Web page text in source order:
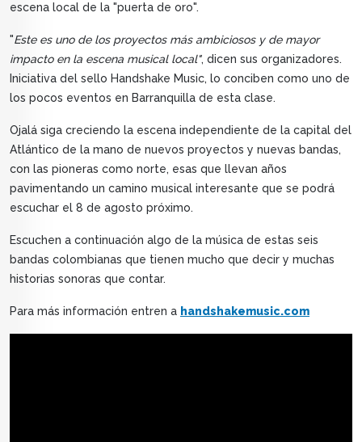
escena local de la "puerta de oro".
"Este es uno de los proyectos más ambiciosos y de mayor
impacto en la escena musical local", dicen sus organizadores.
Iniciativa del sello Handshake Music, lo conciben como uno de
los pocos eventos en Barranquilla de esta clase.
Ojalá siga creciendo la escena independiente de la capital del
Atlántico de la mano de nuevos proyectos y nuevas bandas,
con las pioneras como norte, esas que llevan años
pavimentando un camino musical interesante que se podrá
escuchar el 8 de agosto próximo.
Escuchen a continuación algo de la música de estas seis
bandas colombianas que tienen mucho que decir y muchas
historias sonoras que contar.
Para más información entren a handshakemusic.com